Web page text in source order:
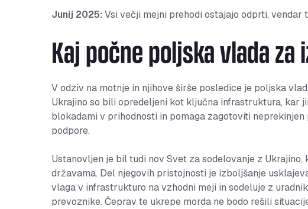
Junij 2025: Vsi večji mejni prehodi ostajajo odprti,
Kaj počne poljska vlada
V odziv na motnje in njihove širše posledice je poljska
Ukrajino so bili opredeljeni kot ključna infrastruktura, kar
blokadami v prihodnosti in pomaga zagotoviti
podpore.
Ustanovljen je bil tudi nov Svet za sodelovanje z
državama. Del njegovih pristojnosti je izboljšanje
vlaga v infrastrukturo na vzhodni meji in sodeluje z
prevoznike. Čeprav te ukrepe morda ne bodo rešili